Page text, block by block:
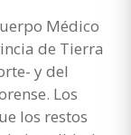
Médico
de Tierra
y del
Los
los restos